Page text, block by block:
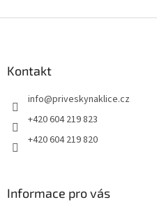
Kontakt
info@priveskynaklice.cz
+420 604 219 823
+420 604 219 820
Informace pro vás